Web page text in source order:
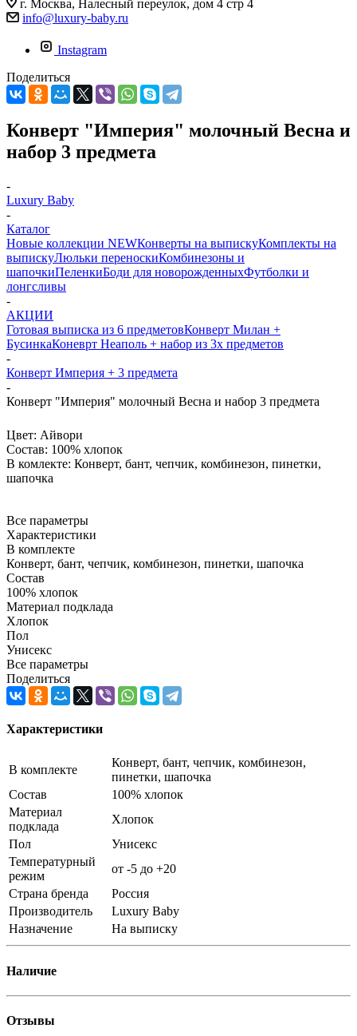
г. Москва, Налесный переулок, дом 4 стр 4
info@luxury-baby.ru
Instagram
Поделиться
Конверт "Империя" молочный Весна и
набор 3 предмета
-
Luxury Baby
-
Каталог
Новые коллекции NEWКонверты на выпискуКомплекты на
выпискуЛюльки переноскиКомбинезоны и
шапочкиПеленкиБоди для новорожденныхФутболки и
лонгсливы
-
АКЦИИ
Готовая выписка из 6 предметовКонверт Милан +
БусинкаКоневрт Неаполь + набор из 3х предметов
-
Конверт Империя + 3 предмета
-
Конверт "Империя" молочный Весна и набор 3 предмета
Цвет: Айвори
Состав: 100% хлопок
В комлекте: Конверт, бант, чепчик, комбинезон, пинетки,
шапочка
Все параметры
Характеристики
В комплекте
Конверт, бант, чепчик, комбинезон, пинетки, шапочка
Состав
100% хлопок
Материал подклада
Хлопок
Пол
Унисекс
Все параметры
Поделиться
Характеристики
В комплекте
Конверт, бант, чепчик, комбинезон,
пинетки, шапочка
Состав
100% хлопок
Материал
подклада
Хлопок
Пол
Унисекс
Температурный
режим
от -5 до +20
Страна бренда
Россия
Производитель
Luxury Baby
Назначение
На выписку
Наличие
Отзывы